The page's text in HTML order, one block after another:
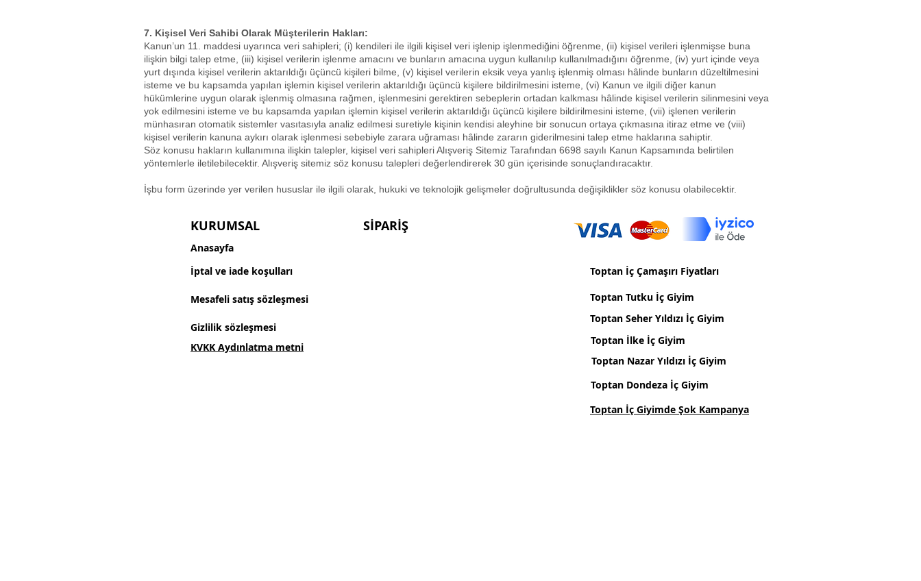
7. Kişisel Veri Sahibi Olarak Müşterilerin Hakları:
Kanun’un 11. maddesi uyarınca veri sahipleri; (i) kendileri ile ilgili kişisel veri işlenip işlenmediğini öğrenme, (ii) kişisel verileri işlenmişse buna
ilişkin bilgi talep etme, (iii) kişisel verilerin işlenme amacını ve bunların amacına uygun kullanılıp kullanılmadığını öğrenme, (iv) yurt içinde veya
yurt dışında kişisel verilerin aktarıldığı üçüncü kişileri bilme, (v) kişisel verilerin eksik veya yanlış işlenmiş olması hâlinde bunların düzeltilmesini
isteme ve bu kapsamda yapılan işlemin kişisel verilerin aktarıldığı üçüncü kişilere bildirilmesini isteme, (vi) Kanun ve ilgili diğer kanun
hükümlerine uygun olarak işlenmiş olmasına rağmen, işlenmesini gerektiren sebeplerin ortadan kalkması hâlinde kişisel verilerin silinmesini veya
yok edilmesini isteme ve bu kapsamda yapılan işlemin kişisel verilerin aktarıldığı üçüncü kişilere bildirilmesini isteme, (vii) işlenen verilerin
münhasıran otomatik sistemler vasıtasıyla analiz edilmesi suretiyle kişinin kendisi aleyhine bir sonucun ortaya çıkmasına itiraz etme ve (viii)
kişisel verilerin kanuna aykırı olarak işlenmesi sebebiyle zarara uğraması hâlinde zararın giderilmesini talep etme haklarına sahiptir.
Söz konusu hakların kullanımına ilişkin talepler, kişisel veri sahipleri Alışveriş Sitemiz Tarafından 6698 sayılı Kanun Kapsamında belirtilen
yöntemlerle iletilebilecektir. Alışveriş sitemiz söz konusu talepleri değerlendirerek 30 gün içerisinde sonuçlandıracaktır.
İşbu form üzerinde yer verilen hususlar ile ilgili olarak, hukuki ve teknolojik gelişmeler doğrultusunda değişiklikler söz konusu olabilecektir.
KURUMSAL SİPARİŞ
Anasayfa
İptal ve iade koşulları
Mesafeli satış sözleşmesi
Gizlilik sözleşmesi
KVKK Aydınlatma metni
Toptan İç Çamaşırı Fiyatları
Toptan Tutku İç Giyim
Toptan Seher Yıldızı İç Giyim
Toptan İlke İç Giyim
Toptan Nazar Yıldızı İç Giyim
Toptan Dondeza İç Giyim
Toptan İç Giyimde Şok Kampanya